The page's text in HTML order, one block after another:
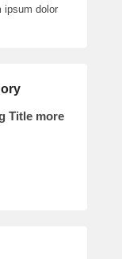
ipsum dolor
Title more